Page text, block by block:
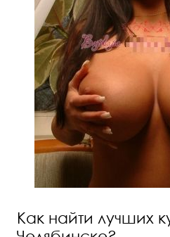
Как найти лучших